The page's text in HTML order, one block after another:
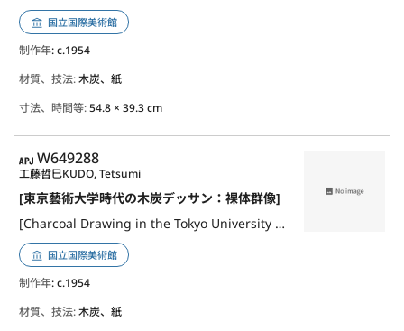
国立国際美術館
制作年: c.1954
材質、技法:木炭、紙
寸法、時間等:54.8 × 39.3 cm
APJ
W649288
[東京藝術大学時代の木炭デッサン：裸体群像]
[Charcoal Drawing in the Tokyo University of the Arts: A Group of Nude]
工藤哲巳KUDO, Tetsumi
国立国際美術館
制作年: c.1954
材質、技法:木炭、紙